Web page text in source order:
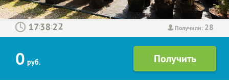
Получили: 28
: :
0 руб.